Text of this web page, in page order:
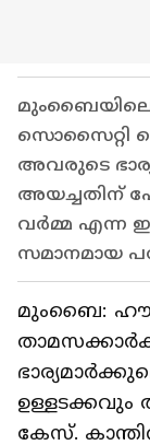
മുംബൈയിലെ
സൊസൈറ്റി
അവരുടെ
അയച്ചതിന്
വർമ്മ എന്ന
സമാനമായ
മുംബൈ:
ഉള്ളടക്കവും
കേസ്.